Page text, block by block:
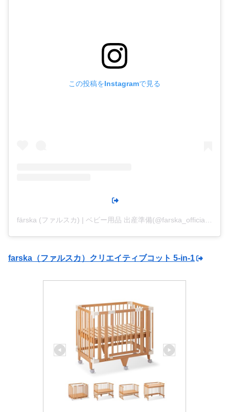
この投稿をInstagramで見る
farska（ファルスカ）クリエイティブコット 5-in-1